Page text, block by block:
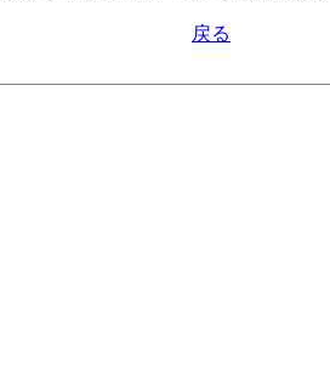
戻る